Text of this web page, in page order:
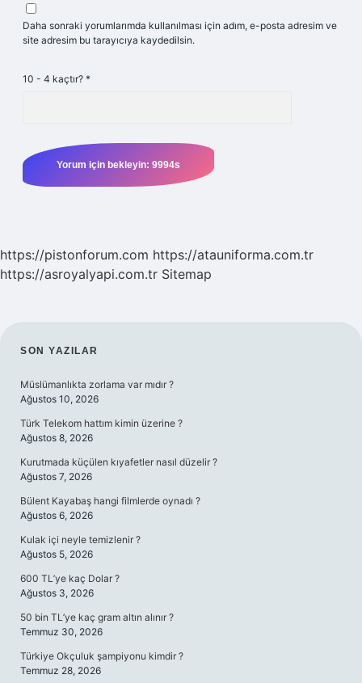
Daha sonraki yorumlarımda kullanılması için adım, e-posta adresim ve
site adresim bu tarayıcıya kaydedilsin.
10 - 4 kaçtır? *
https://pistonforum.com https://atauniforma.com.tr
https://asroyalyapi.com.tr Sitemap
SIDEBAR
SON YAZILAR
Müslümanlıkta zorlama var mıdır ?
Ağustos 10, 2026
Türk Telekom hattım kimin üzerine ?
Ağustos 8, 2026
Kurutmada küçülen kıyafetler nasıl düzelir ?
Ağustos 7, 2026
Bülent Kayabaş hangi filmlerde oynadı ?
Ağustos 6, 2026
Kulak içi neyle temizlenir ?
Ağustos 5, 2026
600 TL’ye kaç Dolar ?
Ağustos 3, 2026
50 bin TL’ye kaç gram altın alınır ?
Temmuz 30, 2026
Türkiye Okçuluk şampiyonu kimdir ?
Temmuz 28, 2026